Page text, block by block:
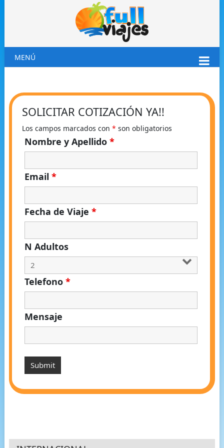
MENÚ
SOLICITAR COTIZACIÓN YA!!
Los campos marcados con * son obligatorios
Nombre y Apellido *
Email *
Fecha de Viaje *
N Adultos
Telefono *
Mensaje